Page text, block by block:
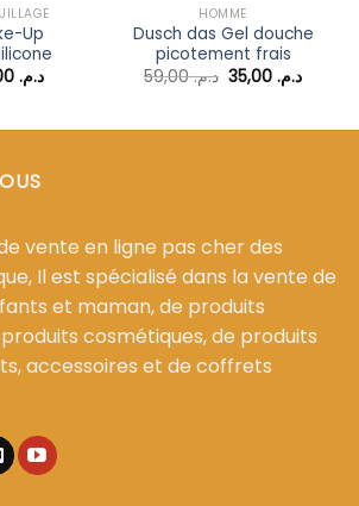
Up
د.م. 129,00.
د.م.85,00 Le
د.م. 85,00.
HOMME
Dusch das Gel douche
picotement frais
د.م.59,00 Le
prix
د.م. 59,00.
د.م.35,00 Le
vente en ligne pas cher des
Il est spécialisé dans la vente de
et maman, de produits
cosmétiques, de produits
accessoires et de coffrets